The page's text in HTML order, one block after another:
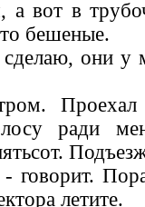
а вот в
бешеные.
они у
ради
- говорит.
летите.